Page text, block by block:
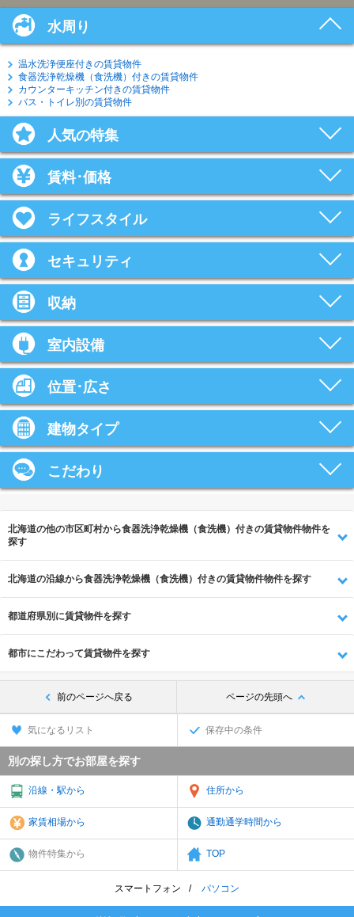
水周り
温水洗浄便座付きの賃貸物件
食器洗浄乾燥機（食洗機）付きの賃貸物件
カウンターキッチン付きの賃貸物件
バス・トイレ別の賃貸物件
人気の特集
賃料･価格
ライフスタイル
セキュリティ
収納
室内設備
位置･広さ
建物タイプ
こだわり
北海道の他の市区町村から食器洗浄乾燥機（食洗機）付きの賃貸物件物件を
探す
北海道の沿線から食器洗浄乾燥機（食洗機）付きの賃貸物件物件を探す
都道府県別に賃貸物件を探す
都市にこだわって賃貸物件を探す
前のページへ戻る ページの先頭へ
気になるリスト 保存中の条件
別の探し方でお部屋を探す
沿線・駅から 住所から
家賃相場から 通勤通学時間から
物件特集から TOP
スマートフォン パソコン